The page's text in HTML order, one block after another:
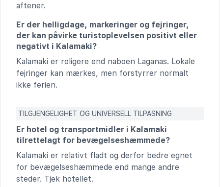
aftener.
Er der helligdage, markeringer og fejringer,
der kan påvirke turistoplevelsen positivt eller
negativt i Kalamaki?
Kalamaki er roligere end naboen Laganas. Lokale
fejringer kan mærkes, men forstyrrer normalt
ikke ferien.
TILGJENGELIGHET OG UNIVERSELL TILPASNING
Er hotel og transportmidler i Kalamaki
tilrettelagt for bevægelseshæmmede?
Kalamaki er relativt fladt og derfor bedre egnet
for bevægelseshæmmede end mange andre
steder. Tjek hotellet.